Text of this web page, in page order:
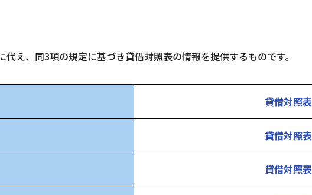
え、同3項の規定に基づき貸借対照表の情報を提供するものです。
貸借対照表
貸借対照表
貸借対照表